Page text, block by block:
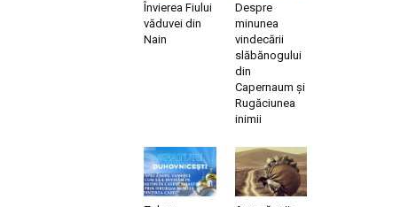
Învierea Fiului
văduvei din
Nain
Despre
minunea
vindecării
slăbănogului
din
Capernaum și
Rugăciunea
inimii